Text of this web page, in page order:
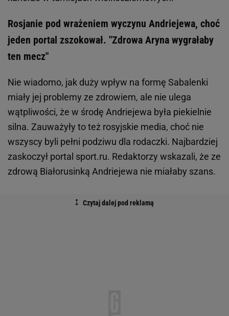
Rosjanie pod wrażeniem wyczynu Andriejewa, choć
jeden portal zszokował. "Zdrowa Aryna wygrałaby
ten mecz"
Nie wiadomo, jak duży wpływ na formę Sabalenki
miały jej problemy ze zdrowiem, ale nie ulega
wątpliwości, że w środę Andriejewa była piekielnie
silna. Zauważyły to też rosyjskie media, choć nie
wszyscy byli pełni podziwu dla rodaczki. Najbardziej
zaskoczył portal sport.ru. Redaktorzy wskazali, że ze
zdrową Białorusinką Andriejewa nie miałaby szans.